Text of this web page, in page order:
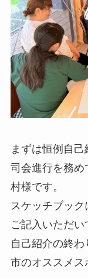
まずは恒例自己
司会進行を務め
村様です。
スケッチブッ
ご記入いただい
自己紹介の終
市のオススメス